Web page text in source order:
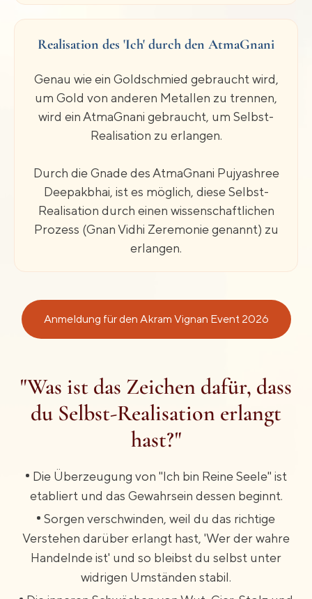
Realisation des 'Ich' durch den AtmaGnani
Genau wie ein Goldschmied gebraucht wird,
um Gold von anderen Metallen zu trennen,
wird ein AtmaGnani gebraucht, um Selbst-
Realisation zu erlangen.
Durch die Gnade des AtmaGnani Pujyashree
Deepakbhai, ist es möglich, diese Selbst-
Realisation durch einen wissenschaftlichen
Prozess (Gnan Vidhi Zeremonie genannt) zu
erlangen.
Anmeldung für den Akram Vignan Event 2026
"Was ist das Zeichen dafür, dass
du Selbst-Realisation erlangt
hast?"​
Die Überzeugung von "Ich bin Reine Seele" ist
etabliert und das Gewahrsein dessen beginnt.
Sorgen verschwinden, weil du das richtige
Verstehen darüber erlangt hast, 'Wer der wahre
Handelnde ist' und so bleibst du selbst unter
widrigen Umständen stabil.